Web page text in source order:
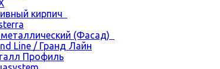
кирпич
(Фасад)
Line / Гранд Лайн
Профиль